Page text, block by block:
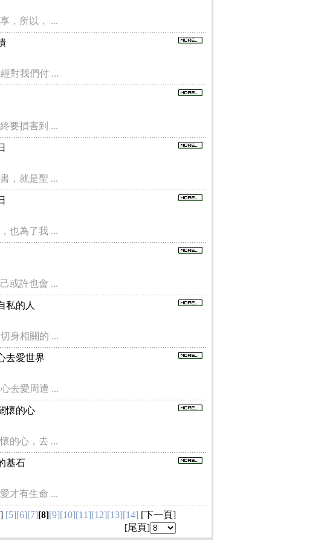
，所以， ...
對我們付 ...
要損害到 ...
，就是聖 ...
也為了我 ...
或許也會 ...
私的人
身相關的 ...
去愛世界
去愛周遭 ...
懷的心
的心，去 ...
基石
才有生命 ...
] [5][6][7][8][9][10][11][12][13][14] [下一頁]
[尾頁]